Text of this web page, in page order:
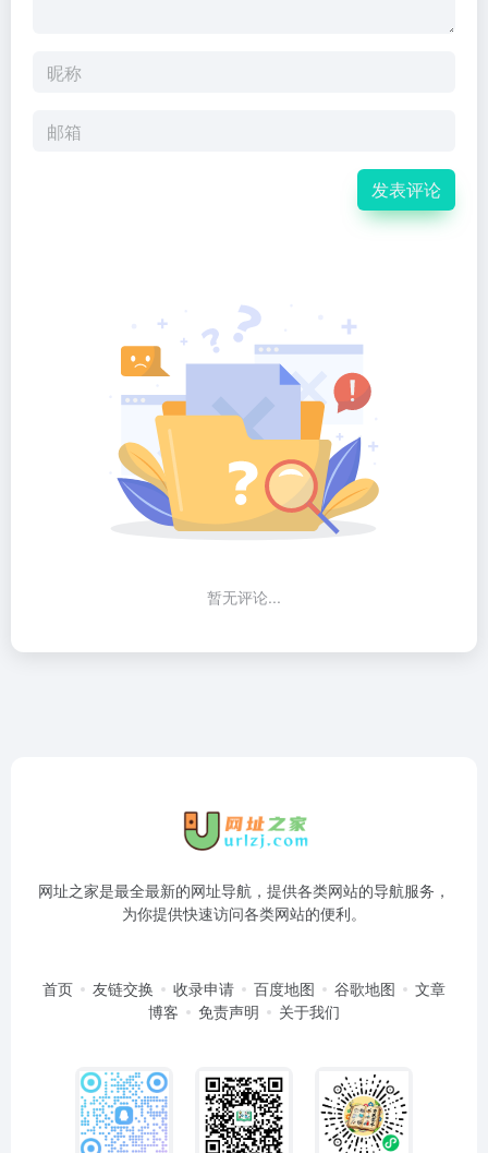
发表评论
暂无评论...
网址之家是最全最新的网址导航，提供各类网站的导航服务，
为你提供快速访问各类网站的便利。
首页 友链交换 收录申请 百度地图 谷歌地图
文章
博客
免责声明 关于我们